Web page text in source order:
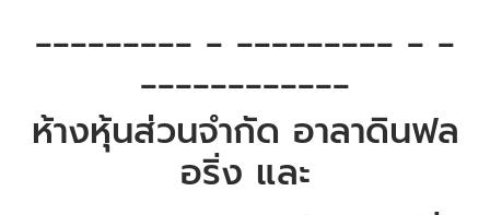
_________ _ _________ _ _
____________
ห้างหุ้นส่วนจำกัด อาลาดินฟล
อริ่ง และ